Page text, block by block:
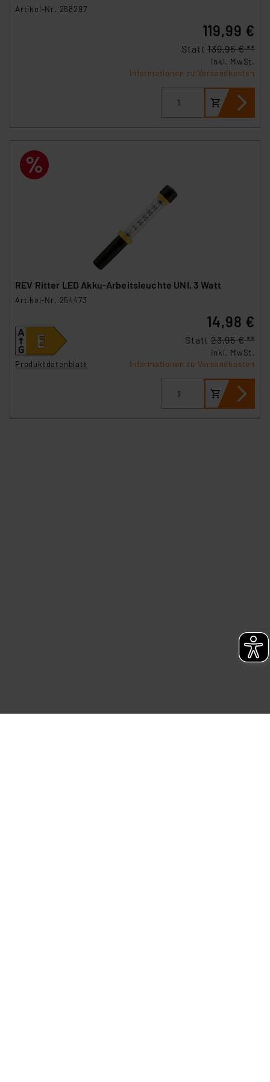
Beurteilung der mit der Datenübermittlung,
insbesondere der Art der übermittelten Daten,
Datenschutzerklärung
Artikel-Nr. 258297
119,99 €
Statt139,95 € **
inkl. MwSt.
Informationen zu Versandkosten
REV Ritter LED Akku-Arbeitsleuchte UNI, 3 Watt
Artikel-Nr. 254473
Produktdatenblatt
14,98 €
Statt 23,95 € **
inkl. MwSt.
Informationen zu Versandkosten